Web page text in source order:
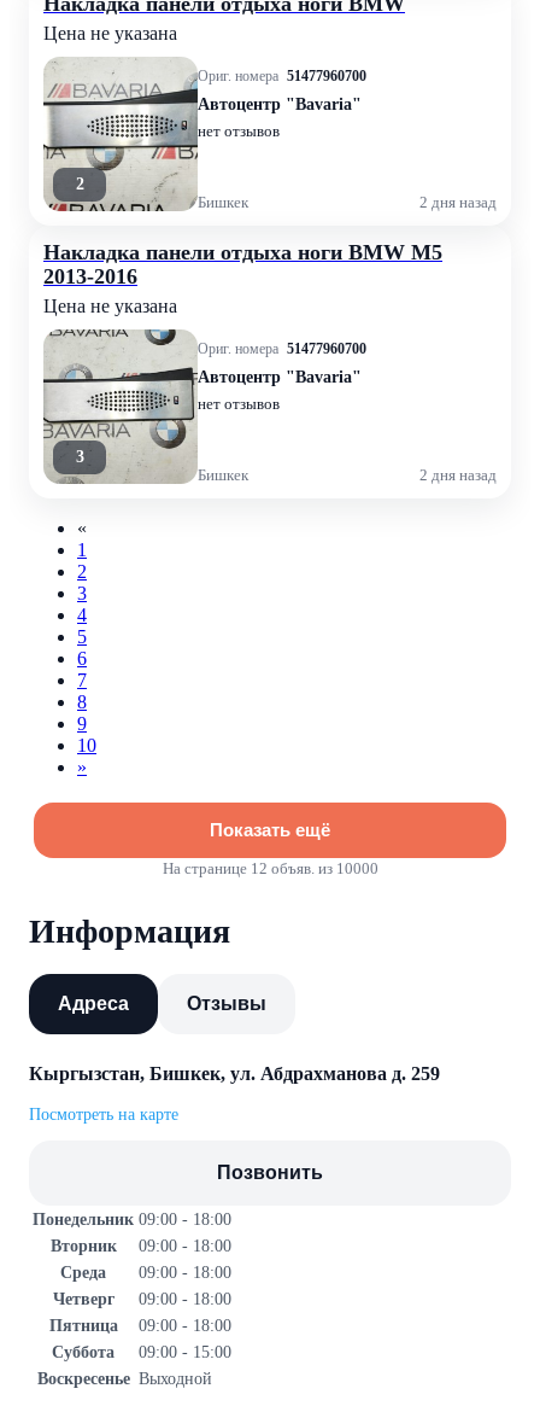
Цена не указана
2
Ориг. номера 51477960700
Автоцентр "Bavaria"
нет отзывов
Бишкек 2 дня назад
Накладка панели отдыха ноги BMW M5
2013-2016
Цена не указана
3
Ориг. номера 51477960700
Автоцентр "Bavaria"
нет отзывов
Бишкек 2 дня назад
«
1
2
3
4
5
6
7
8
9
10
»
Показать ещё
На странице 12 объяв. из 10000
Информация
Адреса Отзывы
Кыргызстан, Бишкек, ул. Абдрахманова д. 259
Посмотреть на карте
Позвонить
Понедельник 09:00 - 18:00
Вторник
09:00 - 18:00
Среда
09:00 - 18:00
Четверг
09:00 - 18:00
Пятница
09:00 - 18:00
Суббота
09:00 - 15:00
Воскресенье Выходной